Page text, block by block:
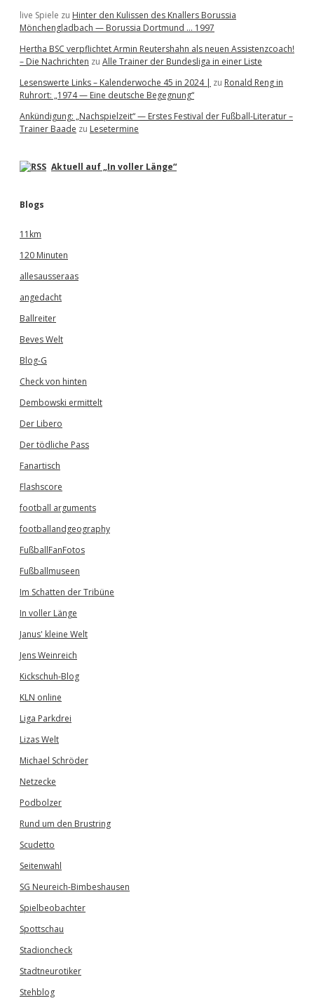
live Spiele zu Hinter den Kulissen des Knallers Borussia
Mönchengladbach — Borussia Dortmund … 1997
Hertha BSC verpflichtet Armin Reutershahn als neuen Assistenzcoach!
– Die Nachrichten zu Alle Trainer der Bundesliga in einer Liste
Lesenswerte Links – Kalenderwoche 45 in 2024 | zu Ronald Reng in
Ruhrort: „1974 — Eine deutsche Begegnung“
Ankündigung: „Nachspielzeit“ — Erstes Festival der Fußball-Literatur –
Trainer Baade zu Lesetermine
Aktuell auf „In voller Länge“
Blogs
11km
120 Minuten
allesausseraas
angedacht
Ballreiter
Beves Welt
Blog-G
Check von hinten
Dembowski ermittelt
Der Libero
Der tödliche Pass
Fanartisch
Flashscore
football arguments
footballandgeography
FußballFanFotos
Fußballmuseen
Im Schatten der Tribüne
In voller Länge
Janus' kleine Welt
Jens Weinreich
Kickschuh-Blog
KLN online
Liga Parkdrei
Lizas Welt
Michael Schröder
Netzecke
Podbolzer
Rund um den Brustring
Scudetto
Seitenwahl
SG Neureich-Bimbeshausen
Spielbeobachter
Spottschau
Stadioncheck
Stadtneurotiker
Stehblog